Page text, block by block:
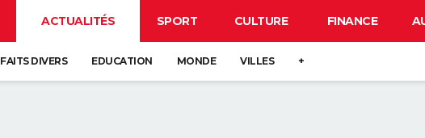
ACTUALITÉS SPORT CULTURE FINANCE
FAITS DIVERS EDUCATION MONDE VILLES +